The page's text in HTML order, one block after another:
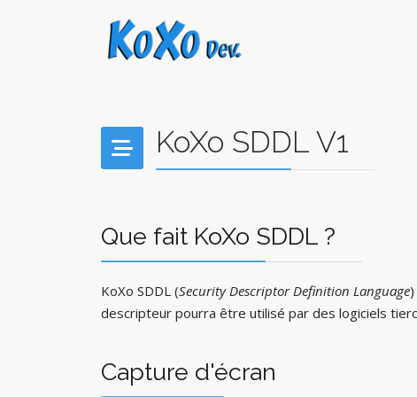
KoXo SDDL V1
Que fait KoXo SDDL ?
KoXo SDDL (Security Descriptor Definition Language
descripteur pourra être utilisé par des logiciels
Capture d'écran